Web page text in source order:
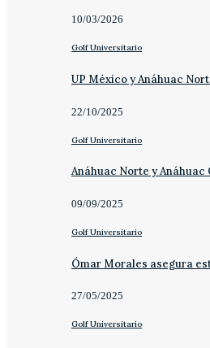
10/03/2026
Golf Universitario
UP México y Anáhuac
22/10/2025
Golf Universitario
Anáhuac Norte y
09/09/2025
Golf Universitario
Ómar Morales asegura
27/05/2025
Golf Universitario